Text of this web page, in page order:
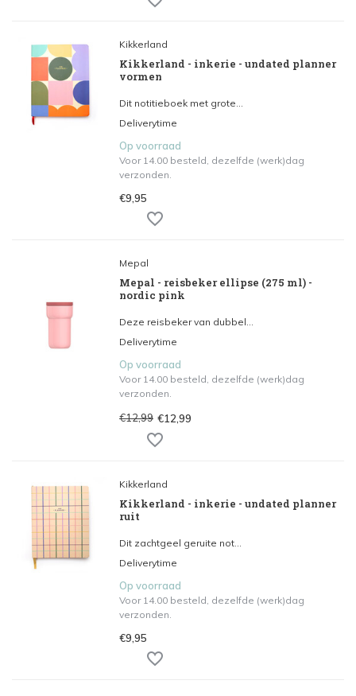
Kikkerland
Kikkerland - inkerie - undated planner
vormen
Dit notitieboek met grote...
Deliverytime
Op voorraad
Voor 14.00 besteld, dezelfde (werk)dag
verzonden.
€9,95
Mepal
Mepal - reisbeker ellipse (275 ml) -
nordic pink
Deze reisbeker van dubbel...
Deliverytime
Op voorraad
Voor 14.00 besteld, dezelfde (werk)dag
verzonden.
€12,99 €12,99
Kikkerland
Kikkerland - inkerie - undated planner
ruit
Dit zachtgeel geruite not...
Deliverytime
Op voorraad
Voor 14.00 besteld, dezelfde (werk)dag
verzonden.
€9,95